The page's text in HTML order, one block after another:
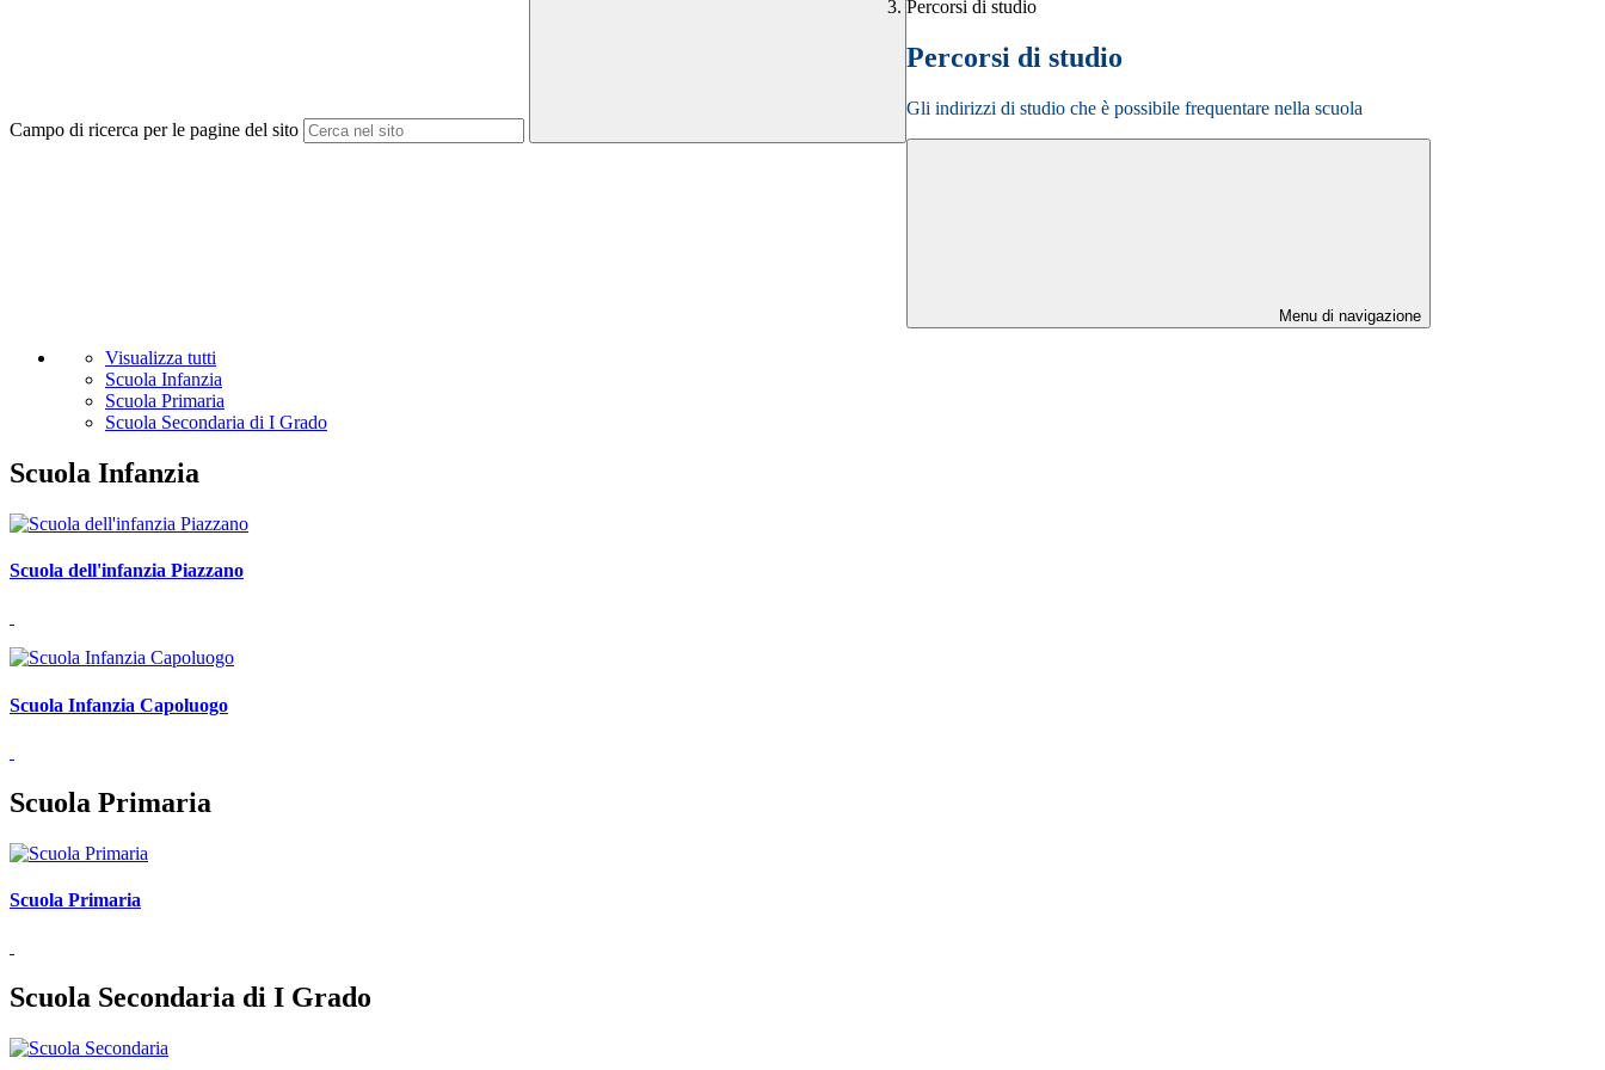
Campo di ricerca per le pagine del sito
Percorsi di studio
Percorsi di studio
Gli indirizzi di studio che è possibile frequentare nella scuola
Menu di navigazione
Visualizza tutti
Scuola Infanzia
Scuola Primaria
Scuola Secondaria di I Grado
Scuola Infanzia
Scuola dell'infanzia Piazzano
Scuola Infanzia Capoluogo
Scuola Primaria
Scuola Primaria
Scuola Secondaria di I Grado